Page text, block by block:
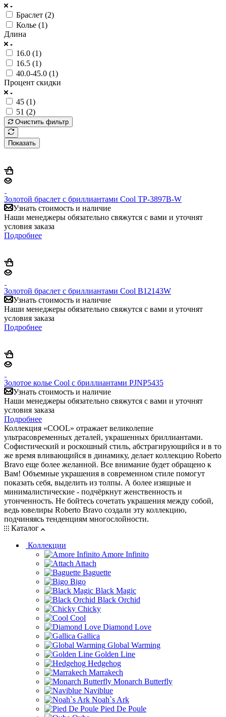
Браслет (2)
Колье (1)
Длина
16.0 (1)
16.5 (1)
40.0-45.0 (1)
Процент скидки
45 (1)
51 (2)
Очистить фильтр
Показать
Золотой браслет с бриллиантами Cool TP-3897B-W
Узнать стоимость и наличие
Наши менеджеры обязательно свяжутся с вами и уточнят
условия заказа
Подробнее
Золотой браслет с бриллиантами Cool B12143W
Узнать стоимость и наличие
Наши менеджеры обязательно свяжутся с вами и уточнят
условия заказа
Подробнее
Золотое колье Cool с бриллиантами PJNP5435
Узнать стоимость и наличие
Наши менеджеры обязательно свяжутся с вами и уточнят
условия заказа
Подробнее
Коллекция «COOL» отражает великолепие
ультрасовременных деталей, украшенных бриллиантами.
Софистический и роскошный стиль, абстрагирующийся и в то
же время вливающийся в динамику, делает коллекцию Roberto
Bravo еще более желанной. Все внимание будет обращено к
Вам! Объемные украшения в современном стиле помогут
показать себя, выделить из толпы. А более изящные и
минималистические - подчёркнут женственность и
утонченность. Не бойтесь сочетать украшения между собой,
ведь ювелиры Roberto Bravo создали эту коллекцию,
подчиняясь тенденциям многослойности.
Каталог
Коллекции
Amore Infinito
Attach
Baguette
Bigo
Black Magic
Black Orchid
Chicky
Cool
Diamond Love
Gallica
Global Warming
Golden Line
Hedgehog
Marrakech
Monarch Butterfly
Naviblue
Noah`s Ark
Pied De Poule